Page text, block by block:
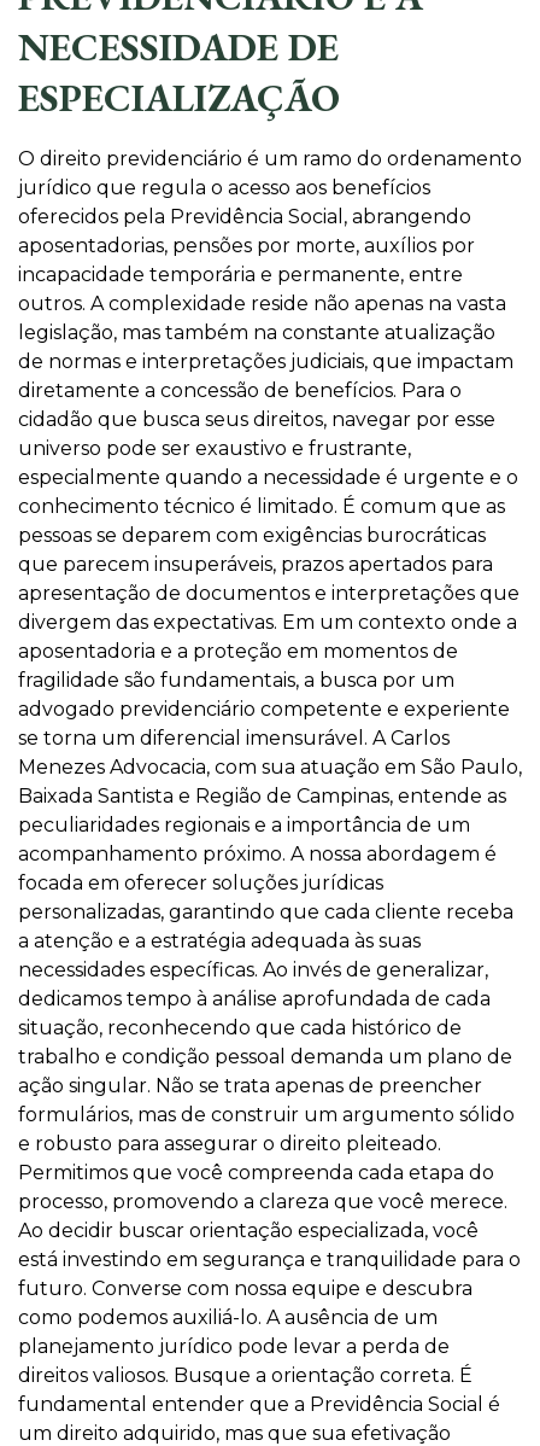
NECESSIDADE DE
ESPECIALIZAÇÃO
O direito previdenciário é um ramo do ordenamento
jurídico que regula o acesso aos benefícios
oferecidos pela Previdência Social, abrangendo
aposentadorias, pensões por morte, auxílios por
incapacidade temporária e permanente, entre
outros. A complexidade reside não apenas na vasta
legislação, mas também na constante atualização
de normas e interpretações judiciais, que impactam
diretamente a concessão de benefícios. Para o
cidadão que busca seus direitos, navegar por esse
universo pode ser exaustivo e frustrante,
especialmente quando a necessidade é urgente e o
conhecimento técnico é limitado. É comum que as
pessoas se deparem com exigências burocráticas
que parecem insuperáveis, prazos apertados para
apresentação de documentos e interpretações que
divergem das expectativas. Em um contexto onde a
aposentadoria e a proteção em momentos de
fragilidade são fundamentais, a busca por um
advogado previdenciário competente e experiente
se torna um diferencial imensurável. A Carlos
Menezes Advocacia, com sua atuação em São Paulo,
Baixada Santista e Região de Campinas, entende as
peculiaridades regionais e a importância de um
acompanhamento próximo. A nossa abordagem é
focada em oferecer soluções jurídicas
personalizadas, garantindo que cada cliente receba
a atenção e a estratégia adequada às suas
necessidades específicas. Ao invés de generalizar,
dedicamos tempo à análise aprofundada de cada
situação, reconhecendo que cada histórico de
trabalho e condição pessoal demanda um plano de
ação singular. Não se trata apenas de preencher
formulários, mas de construir um argumento sólido
e robusto para assegurar o direito pleiteado.
Permitimos que você compreenda cada etapa do
processo, promovendo a clareza que você merece.
Ao decidir buscar orientação especializada, você
está investindo em segurança e tranquilidade para o
futuro. Converse com nossa equipe e descubra
como podemos auxiliá-lo. A ausência de um
planejamento jurídico pode levar a perda de
direitos valiosos. Busque a orientação correta. É
fundamental entender que a Previdência Social é
um direito adquirido, mas que sua efetivação